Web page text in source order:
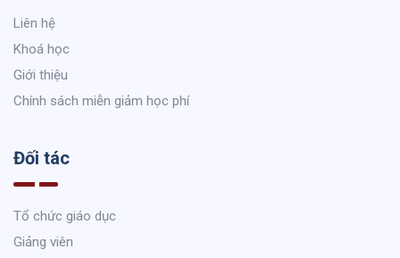
Liên hệ
Khoá học
Giới thiệu
Chính sách miễn giảm học phí
Đối tác
Tổ chức giáo dục
Giảng viên